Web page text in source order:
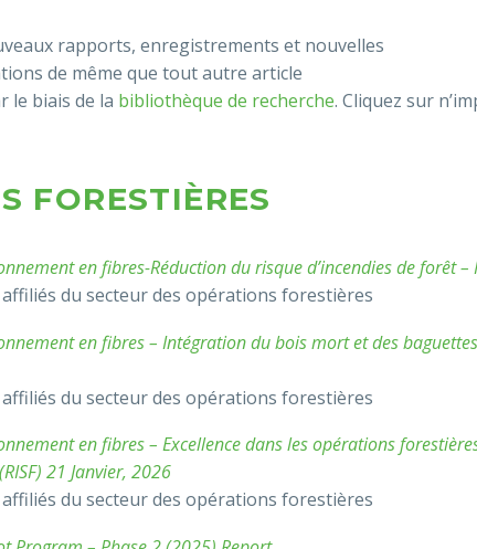
rapports, enregistrements et nouvelles
de même que tout autre article
le biais de la bibliothèque de recherche. Cliquez sur
FORESTIÈRES
en fibres-Réduction du risque d’incendies de forêt –
du secteur des opérations forestières
en fibres – Intégration du bois mort et des
du secteur des opérations forestières
en fibres – Excellence dans les opérations
21 Janvier, 2026
du secteur des opérations forestières